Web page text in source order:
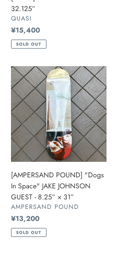
32.125”
販
売
QUASI
通
常
価
¥15,400
SOLD OUT
[AMPERSAND
POUND]
"Dogs
In
Space"
JAKE
JOHNSON
GUEST
-
8.25”
×
31”
[AMPERSAND POUND] "Dogs
In Space" JAKE JOHNSON
GUEST - 8.25” × 31”
販
売
AMPERSAND POUND
通
常
価
¥13,200
SOLD OUT